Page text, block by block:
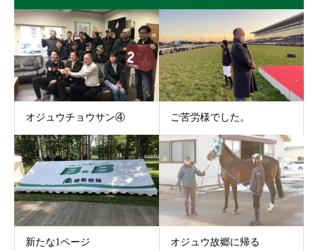
オジュウチョウサン④ ご苦労様でした。
新たな1ページ オジュウ故郷に帰る